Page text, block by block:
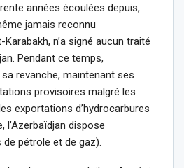
années écoulées depuis,
jamais reconnu
Karabakh, n’a signé aucun traité
Pendant ce temps,
sa revanche, maintenant ses
provisoires malgré les
exportations d’hydrocarbures
l’Azerbaïdjan dispose
de pétrole et de gaz).